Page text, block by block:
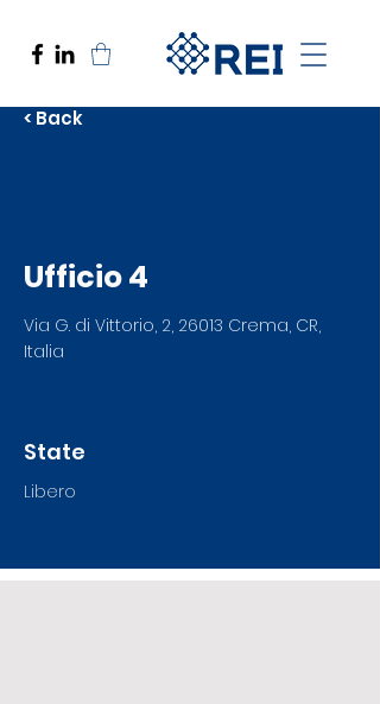
< Back
Ufficio 4
Via G. di Vittorio, 2, 26013 Crema, CR,
Italia
State
Libero